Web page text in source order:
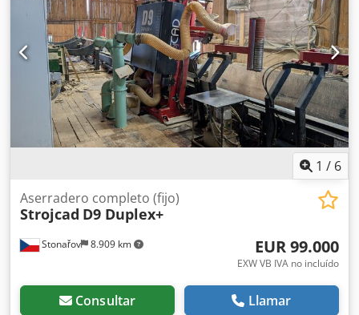
Ekyoahsr diámetro mínimo del tronco 60 mm avance
regulado por inversor velocidad de avance 0 - 25 m/min
motor de avance 1,5 kW dos filas de trinquetes diámetro
de la cuchilla 500 mm diámetro del husillo 70 mm soporte
del husillo cinta de recogida de serrín tres rodillos
receptores diámetro de la espiga 2 x 200 mm dimensiones
L/A/A 300 x 245 x 180 cm peso ~ 3000 kg
1 / 6
Stonařov 8.909 km
Aserradero completo (fijo)
Strojcad D9 Duplex+
EUR 99.000
EXW VB IVA no incluído
Consultar Llamar